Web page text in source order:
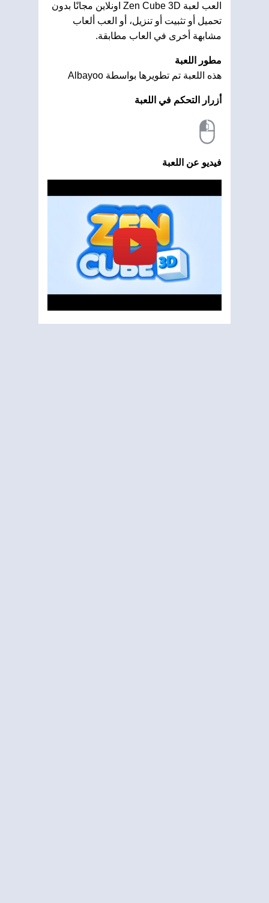
العب لعبة Zen Cube 3D اونلاين مجانًا بدون
تحميل أو تثبيت أو تنزيل، أو العب ألعاب
مشابهة أخرى في العاب مطابقة.
مطور اللعبة
هذه اللعبة تم تطويرها بواسطة Albayoo
أزرار التحكم في اللعبة
فيديو عن اللعبة